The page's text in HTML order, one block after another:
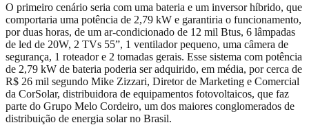
O primeiro cenário seria com uma bateria e um inversor híbrido, que
comportaria uma potência de 2,79 kW e garantiria o funcionamento,
por duas horas, de um ar-condicionado de 12 mil Btus, 6 lâmpadas
de led de 20W, 2 TVs 55”, 1 ventilador pequeno, uma câmera de
segurança, 1 roteador e 2 tomadas gerais. Esse sistema com potência
de 2,79 kW de bateria poderia ser adquirido, em média, por cerca de
R$ 26 mil segundo Mike Zizzari, Diretor de Marketing e Comercial
da CorSolar, distribuidora de equipamentos fotovoltaicos, que faz
parte do Grupo Melo Cordeiro, um dos maiores conglomerados de
distribuição de energia solar no Brasil.